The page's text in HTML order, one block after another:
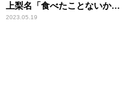
上梨名「食べたことないか
も」
2023.05.19